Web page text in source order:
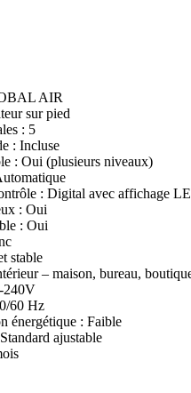
AIR
sur pied
: 5
: Incluse
: Oui (plusieurs niveaux)
: Digital avec affichage
: Oui
: Oui
stable
– maison, bureau,
240V
60 Hz
énergétique : Faible
ajustable